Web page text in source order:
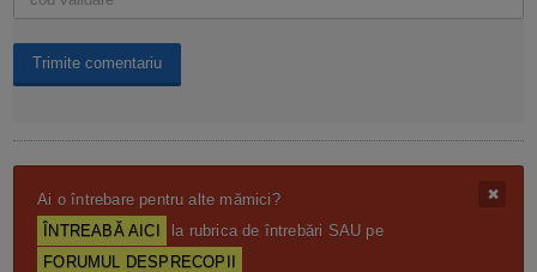
Ai o întrebare pentru alte mămici?
ÎNTREABĂ AICI
la rubrica de întrebări SAU pe
FORUMUL DESPRECOPII